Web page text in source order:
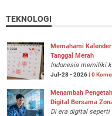
TEKNOLOGI
Memahami
Tanggal Merah
Indonesia memiliki
Jul-28 - 2026 | 0
Menambah
Digital Bersama
Di era digital seperti